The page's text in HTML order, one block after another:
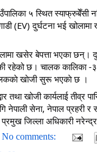
५ स्थित
(EV) दुर्घटना भई
खसेर बेपत्ता भएका छन्।
रहेको छ। चालक कालिका -३
खाेजी सुरू भएकाे छ ।
तथा खोजी कार्यलाई तीव्र
नेपाली सेना, नेपाल प्रहरी
जिल्ला अधिकारी नरेन्द्र
No comments: